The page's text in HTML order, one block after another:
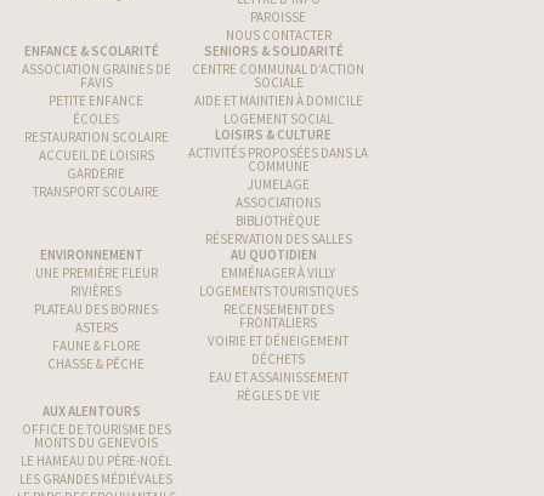
PAROISSE
NOUS CONTACTER
ENFANCE & SCOLARITÉ
ASSOCIATION GRAINES DE
FAVIS
PETITE ENFANCE
ÉCOLES
RESTAURATION SCOLAIRE
ACCUEIL DE LOISIRS
GARDERIE
TRANSPORT SCOLAIRE
SENIORS & SOLIDARITÉ
CENTRE COMMUNAL D’ACTION
SOCIALE
AIDE ET MAINTIEN À DOMICILE
LOGEMENT SOCIAL
LOISIRS & CULTURE
ACTIVITÉS PROPOSÉES DANS LA
COMMUNE
JUMELAGE
ASSOCIATIONS
BIBLIOTHÈQUE
RÉSERVATION DES SALLES
ENVIRONNEMENT
UNE PREMIÈRE FLEUR
RIVIÈRES
PLATEAU DES BORNES
ASTERS
FAUNE & FLORE
CHASSE & PÊCHE
AU QUOTIDIEN
EMMÉNAGER À VILLY
LOGEMENTS TOURISTIQUES
RECENSEMENT DES
FRONTALIERS
VOIRIE ET DÉNEIGEMENT
DÉCHETS
EAU ET ASSAINISSEMENT
RÈGLES DE VIE
AUX ALENTOURS
OFFICE DE TOURISME DES
MONTS DU GENEVOIS
LE HAMEAU DU PÈRE-NOËL
LES GRANDES MÉDIÉVALES